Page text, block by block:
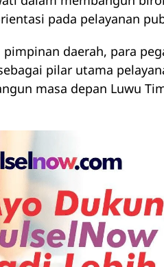
pada pelayanan
daerah, para
pilar utama
masa depan Luwu